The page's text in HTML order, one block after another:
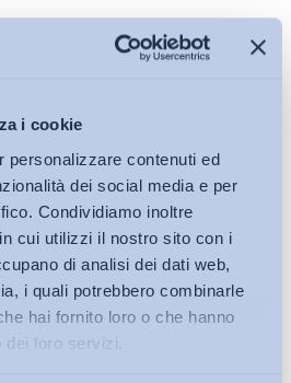
i cookie
personalizzare contenuti ed
dei social media e per
Condividiamo inoltre
cui utilizzi il nostro sito con i
di analisi dei dati web,
i quali potrebbero combinarle
hai fornito loro o che hanno
loro servizi.
Newsletter